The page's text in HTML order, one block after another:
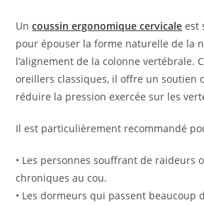
Uncoussin ergonomique cervicale est
pour épouser la forme naturelle de la
l’alignement de la colonne vertébrale.
oreillers classiques, il offre un soutien
réduire la pression exercée sur les
Il est particulièrement recommandé
• Les personnes souffrant de raideurs
chroniques au cou.
• Les dormeurs qui passent beaucoup